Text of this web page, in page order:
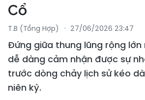
Cổ
T.B (tổng Hợp) 27/06/2026 23:47
Đứng giữa thung lũng rộng lớn
dễ dàng cảm nhận được sự
trước dòng chảy lịch sử kéo
niên kỷ.